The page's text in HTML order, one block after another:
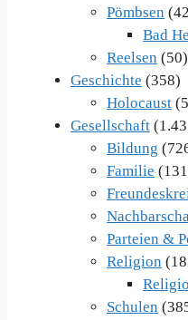
Pömbsen
Bad
Reelsen (50)
Geschichte (358)
Holocaust
Gesellschaft
Bildung
Familie
Parteien &
Religion
Schulen